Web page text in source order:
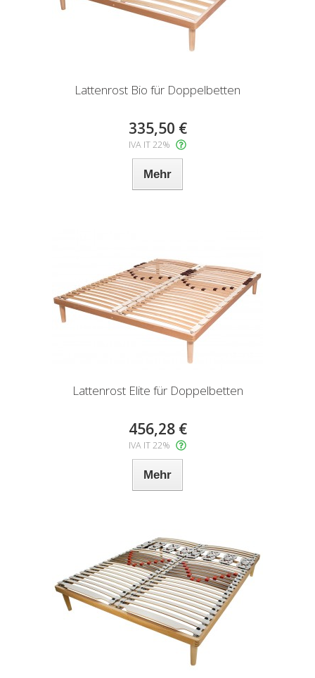
Lattenrost Bio für Doppelbetten
335,50 €
IVA IT 22%
Mehr
Lattenrost Elite für Doppelbetten
456,28 €
IVA IT 22%
Mehr